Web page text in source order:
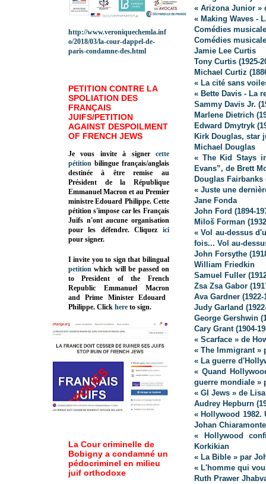
« Arizona Junior »
« Making Waves -
Comédies
Comédies
Jamie Lee Curtis
Tony Curtis (1925-
Michael Curtiz
« La cité sans
« Bette Davis - La
Sammy Davis Jr.
Marlene Dietrich
Edward Dmytryk
Kirk Douglas, star
Michael Douglas
« The Kid Stays
Evans”, de Brett
Douglas Fairbanks
« Juste une
Jane Fonda
John Ford (1894-
Miloš Forman
« Vol au-dessus
fois... Vol au-
John Forsythe
William Friedkin
Samuel Fuller
Zsa Zsa Gabor
Ava Gardner (1922-
Judy Garland
George Gershwin
Cary Grant (1904-
« Scarface » de
« The Immigrant »
« La guerre
« Quand
guerre mondiale »
« GI Jews » de
Audrey Hepburn
« Hollywood 1982.
Johan Chiaramonte
« Hollywood
Korkikian
« La Bible » par
« L'homme qui
Ruth Prawer
http://www.veroniquechemla.inf
o/2018/03/la-cour-dappel-de-
paris-condamne-des.html
PETITION CONTRE LA
SPOLIATION DES
FRANÇAIS
JUIFS/PETITION
AGAINST DESPOILMENT
OF FRENCH JEWS
Je vous invite à signer cette
pétition bilingue français/anglais
destinée à être remise au
Président de la République
Emmanuel Macron et au Premier
ministre Edouard Philippe. Cette
pétition s'impose car les Français
Juifs n'ont aucune organisation
pour les défendre. Cliquez
ici
pour signer.
I invite you to sign that bilingual
petition which will be passed on
to President of the French
Republic Emmanuel Macron
and Prime MinisterEdouard
Philippe. Click here to sign.
La Cour criminelle de
Bobigny a condamné un
pédocriminel en milieu
juif orthodoxe